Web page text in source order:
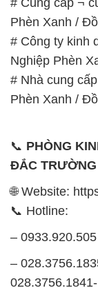
Phèn Xanh /
📞PHÒNG
ĐẮC
🌐 Website:
–
0902.765.866
📧 Email: